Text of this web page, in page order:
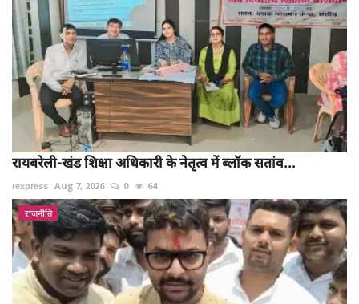
रायबरेली-खंड शिक्षा अधिकारी के नेतृत्व में ब्लॉक सतांव...
rexpress Aug 7, 2026 0 64
राजनीति